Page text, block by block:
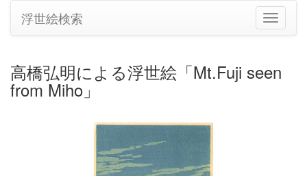
ナ
ビ
シ
浮世絵検索
高橋弘明による浮世絵「Mt.Fuji seen
from Miho」